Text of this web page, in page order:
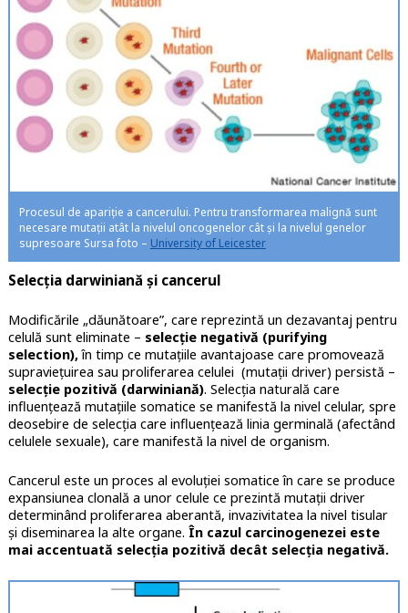
Procesul de apariție a cancerului. Pentru transformarea malignă sunt
necesare mutații atât la nivelul oncogenelor cât și la nivelul genelor
supresoare Sursa foto – University of Leicester
Selecția darwiniană și cancerul
Modificările „dăunătoare”, care reprezintă un dezavantaj pentru
celulă sunt eliminate – selecție negativă (purifying
selection),în timp ce mutațiile avantajoase care promovează
supraviețuirea sau proliferarea celulei (mutații driver) persistă –
selecție pozitivă (darwiniană). Selecția naturală care
influențează mutațiile somatice se manifestă la nivel celular, spre
deosebire de selecția care influențează linia germinală (afectând
celulele sexuale), care manifestă la nivel de organism.
Cancerul este un proces al evoluției somatice în care se produce
expansiunea clonală a unor celule ce prezintă mutații driver
determinând proliferarea aberantă, invazivitatea la nivel tisular
și diseminarea la alte organe. În cazul carcinogenezei este
mai accentuată selecția pozitivă decât selecția negativă.